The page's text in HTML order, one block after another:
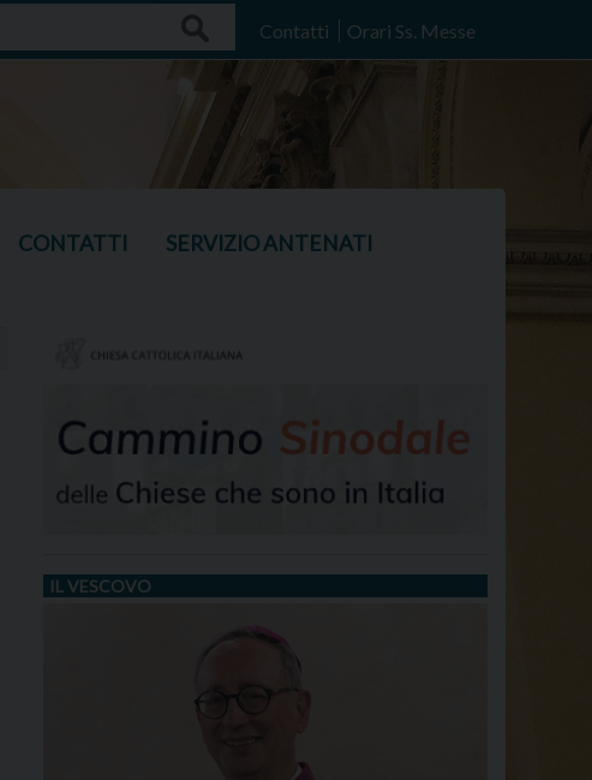
Contatti Orari Ss. Messe
CONTATTI SERVIZIO ANTENATI
IL VESCOVO